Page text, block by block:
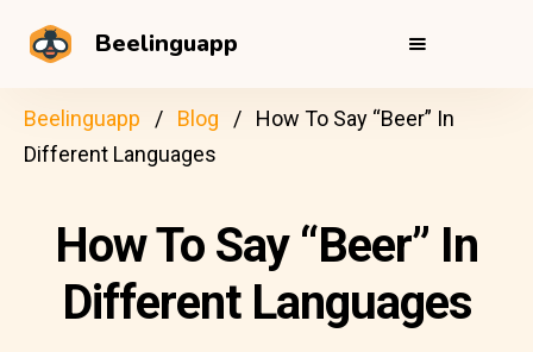
Beelinguapp
Beelinguapp Blog
How To Say “Beer” In
Different Languages
How To Say “Beer” In
Different Languages